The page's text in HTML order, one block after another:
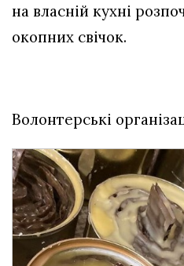
на власній кухні
окопних свічок.
Волонтерські